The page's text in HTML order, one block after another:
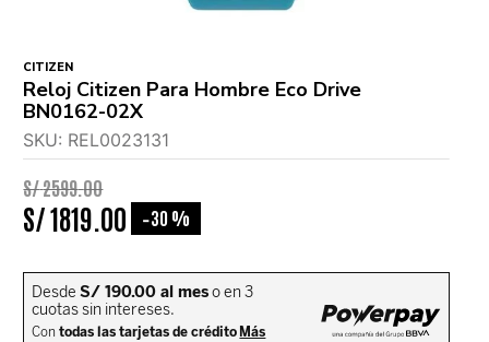
CITIZEN
Reloj Citizen Para Hombre Eco Drive
BN0162-02X
SKU: REL0023131
S/2599.00
S/1819 00 -30 %